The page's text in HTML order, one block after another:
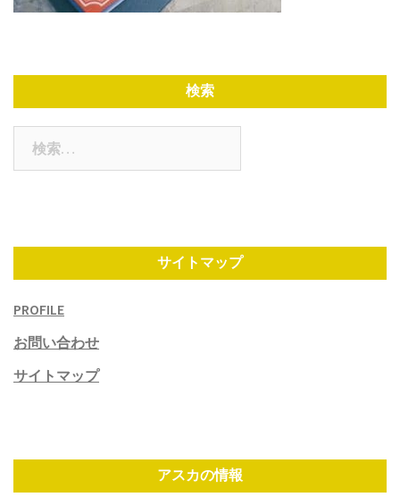
検索
サイトマップ
PROFILE
お問い合わせ
サイトマップ
アスカの情報